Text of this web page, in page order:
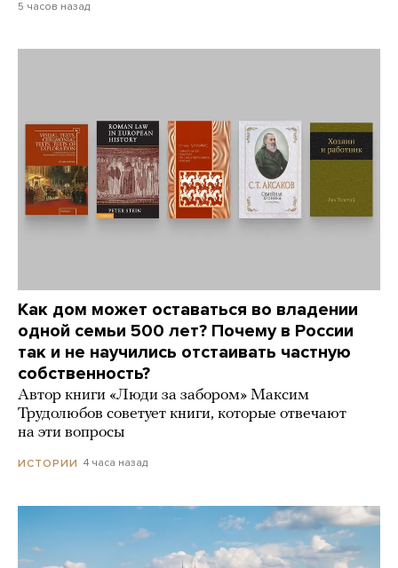
5 часов назад
Как дом может оставаться во владении
одной семьи 500 лет? Почему в России
так и не научились отстаивать частную
собственность?
Автор книги «Люди за забором» Максим
Трудолюбов советует книги, которые отвечают
на эти вопросы
ИСТОРИИ 4 часа назад